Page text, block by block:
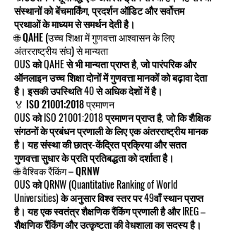
संस्थानों को बेंचमार्किंग, प्रदर्शन ऑडिट और सर्वोत्तम
प्रथाओं के माध्यम से समर्थन देती है।
🌐 QAHE (उच्च शिक्षा में गुणवत्ता आश्वासन के लिए
अंतरराष्ट्रीय संघ) से मान्यता
OUS को QAHE से भी मान्यता प्राप्त है, जो पारंपरिक और
ऑनलाइन उच्च शिक्षा दोनों में गुणवत्ता मानकों को बढ़ावा देता
है। इसकी उपस्थिति 40 से अधिक देशों में है।
🏅 ISO 21001:2018 प्रमाणन
OUS को ISO 21001:2018 प्रमाणन प्राप्त है, जो कि शैक्षिक
संगठनों के प्रबंधन प्रणाली के लिए एक अंतरराष्ट्रीय मानक
है। यह संस्था की छात्र-केंद्रित प्रक्रिया और सतत
गुणवत्ता सुधार के प्रति प्रतिबद्धता को दर्शाता है।
🌐 वैश्विक रैंकिंग – QRNW
OUS को QRNW (Quantitative Ranking of World
Universities) के अनुसार विश्व स्तर पर 49वाँ स्थान प्राप्त
है। यह एक स्वतंत्र शैक्षणिक रैंकिंग प्रणाली है और IREG –
शैक्षणिक रैंकिंग और उत्कृष्टता की वेधशाला का सदस्य है।